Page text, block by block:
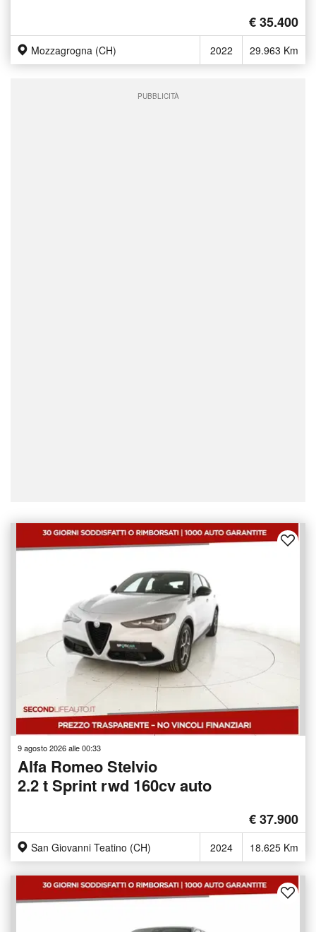
€ 35.400
Mozzagrogna (CH) 2022 29.963 Km
PUBBLICITÀ
9 agosto 2026 alle 00:33
Alfa Romeo Stelvio
2.2 t Sprint rwd 160cv auto
€ 37.900
San Giovanni Teatino (CH) 2024 18.625 Km